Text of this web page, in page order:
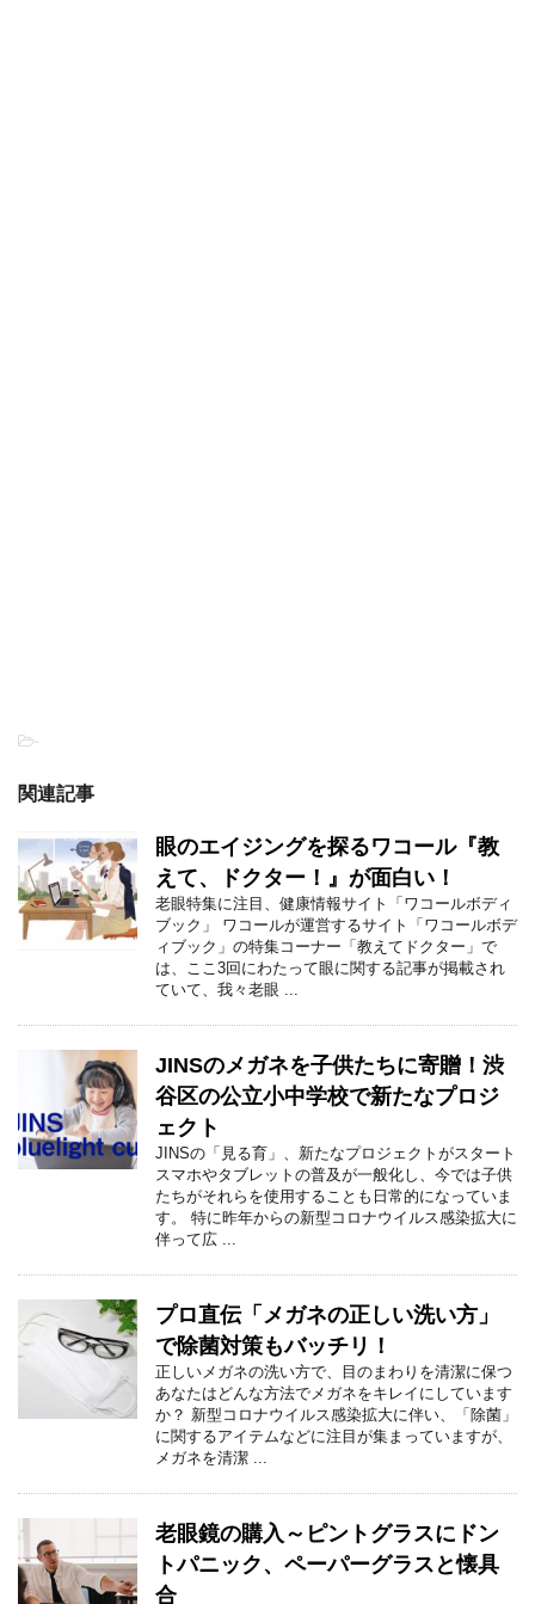
-
関連記事
眼のエイジングを探るワコール『教
えて、ドクター！』が面白い！
老眼特集に注目、健康情報サイト「ワコールボディ
ブック」 ワコールが運営するサイト「ワコールボデ
ィブック」の特集コーナー「教えてドクター」で
は、ここ3回にわたって眼に関する記事が掲載され
ていて、我々老眼 ...
JINSのメガネを子供たちに寄贈！渋
谷区の公立小中学校で新たなプロジ
ェクト
JINSの「見る育」、新たなプロジェクトがスタート
スマホやタブレットの普及が一般化し、今では子供
たちがそれらを使用することも日常的になっていま
す。 特に昨年からの新型コロナウイルス感染拡大に
伴って広 ...
プロ直伝「メガネの正しい洗い方」
で除菌対策もバッチリ！
正しいメガネの洗い方で、目のまわりを清潔に保つ
あなたはどんな方法でメガネをキレイにしています
か？ 新型コロナウイルス感染拡大に伴い、「除菌」
に関するアイテムなどに注目が集まっていますが、
メガネを清潔 ...
老眼鏡の購入～ピントグラスにドン
トパニック、ペーパーグラスと懐具
合